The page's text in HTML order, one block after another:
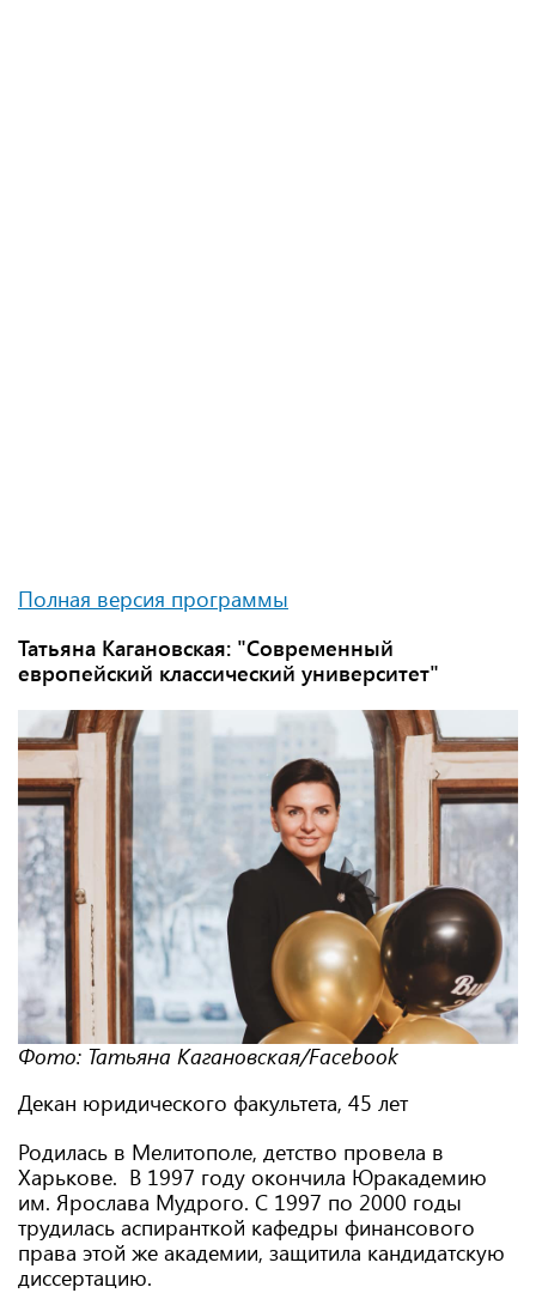
Полная версия программы
Татьяна Кагановская: "Современный
европейский классический университет"
Фото: Татьяна Кагановская/Facebook
Декан юридического факультета, 45 лет
Родилась в Мелитополе, детство провела в
Харькове. В 1997 году окончила Юракадемию
им. Ярослава Мудрого. С 1997 по 2000 годы
трудилась аспиранткой кафедры финансового
права этой же академии, защитила кандидатскую
диссертацию.